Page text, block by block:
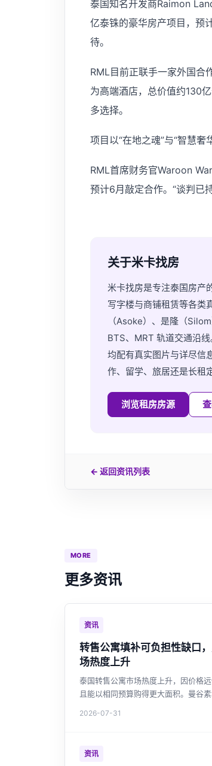
泰国知名开发商Raimon
亿泰铢的豪华房产项目，预
待。
RML目前正联手一家外国合
为高端酒店，总价值约130
多选择。
项目以“在地之魂”与“智慧奢
RML首席财务官Waroon
预计6月敲定合作。“谈判已
关于米卡找房
米卡找房是专注泰国房产
写字楼与商铺租赁等各
（Asoke）、是隆（
BTS、MRT 轨道交通沿
均配有真实图片与详尽信
作、留学、旅居还是长租
浏览租房房源
← 返回资讯列表
MORE
更多资讯
资讯
转售公寓填补可负担性缺口
场热度上升
泰国转售公寓市场热度上升，因价格远
且能以相同预算购得更大面积。曼谷
2026-07-31
资讯